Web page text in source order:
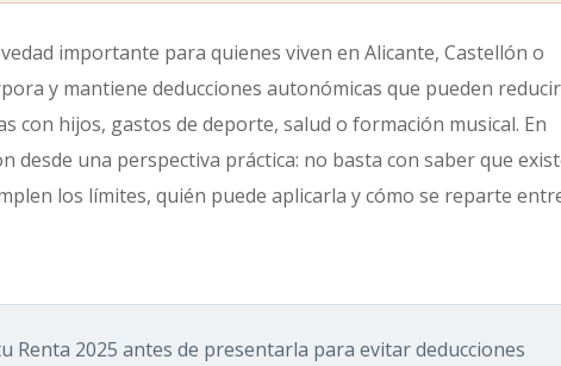
importante para quienes viven en Alicante, Castellón o
y mantiene deducciones autonómicas que pueden
con hijos, gastos de deporte, salud o formación musical. En
desde una perspectiva práctica: no basta con saber que
los límites, quién puede aplicarla y cómo se reparte
Renta 2025 antes de presentarla para evitar deducciones